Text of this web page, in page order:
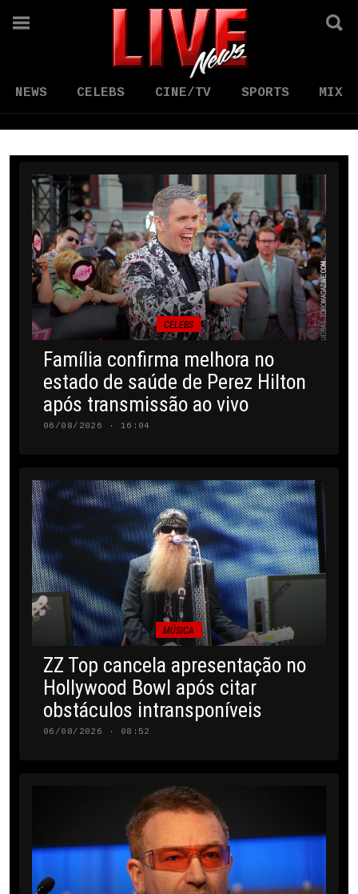
NEWS CELEBS CINE/TV SPORTS MIX
CELEBS
Família confirma melhora no
estado de saúde de Perez Hilton
após transmissão ao vivo
06/08/2026 · 16:04
MÚSICA
ZZ Top cancela apresentação no
Hollywood Bowl após citar
obstáculos intransponíveis
06/08/2026 · 08:52